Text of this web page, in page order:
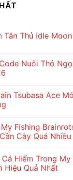
Tân Thủ Idle
Nuôi Thỏ
Tsubasa Ace
Fishing
Cày Quá Nhiều
Cá Hiếm Trong
Hiệu Quả Nhất